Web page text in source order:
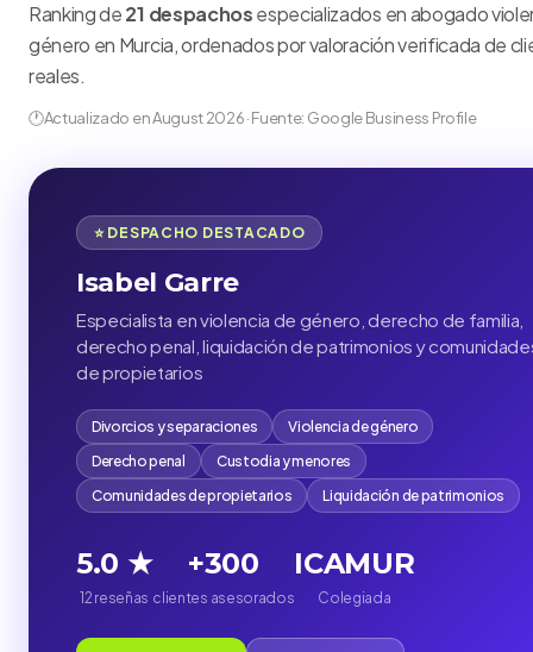
Ranking de21 despachosespecializados en abogado
género en Murcia, ordenados por valoración verificada de
reales.
🕐Actualizado en August 2026 · Fuente: Google Business Profile
⭐ DESPACHO DESTACADO
Isabel Garre
Especialista en violencia de género, derecho de familia,
derecho penal, liquidación de patrimonios y
de propietarios
Divorcios y separaciones
Violencia de género
Derecho penal
Custodia y menores
Comunidades de propietarios
Liquidación de patrimonios
5.0 ★
12 reseñas
+300
clientes asesorados
ICAMUR
Colegiada